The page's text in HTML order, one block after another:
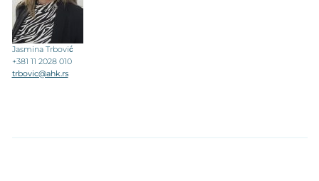
Jasmina Trbović
+381 11 2028 010
trbovic@ahk.rs